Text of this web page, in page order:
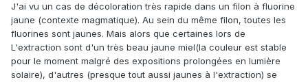
J'ai vu un cas de décoloration très rapide dans un filon à fluorine
jaune (contexte magmatique). Au sein du même filon, toutes les
fluorines sont jaunes. Mais alors que certaines lors de
L'extraction sont d'un très beau jaune miel(la couleur est stable
pour le moment malgré des expositions prolongées en lumière
solaire), d'autres (presque tout aussi jaunes à l'extraction) se